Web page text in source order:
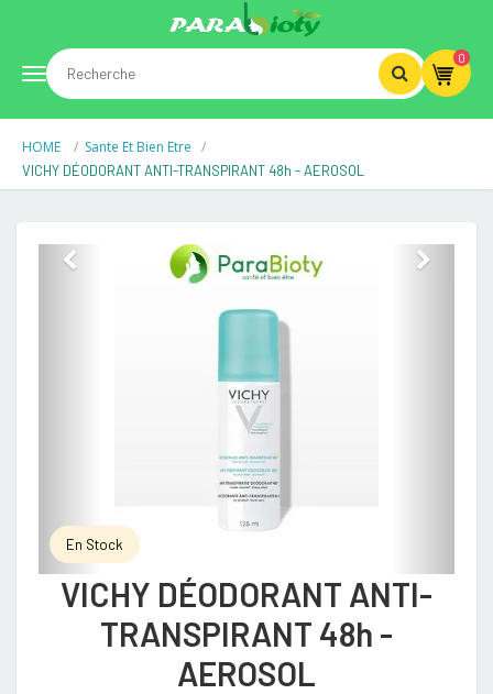
Toggle
navigation
0
HOME Sante Et Bien Etre
VICHY DÉODORANT ANTI-TRANSPIRANT 48h - AEROSOL
En Stock
VICHY DÉODORANT ANTI-
TRANSPIRANT 48h -
AEROSOL